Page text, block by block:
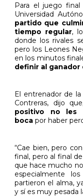
Para el juego
Universidad
partido que
tiempo regular,
donde los rivales
pero los Leones
en los minutos
definir al ganador
El entrenador de
Contreras, dijo
positivo no les
boca por haber
“Cae bien, pero
final, pero al final
que hace mucho
especialmente
partieron el alma,
y sí es muy pesada